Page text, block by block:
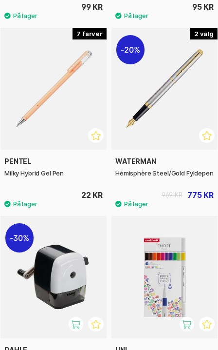
99 KR 95 KR
7
PENTEL
Milky Hybrid Gel Pen
22 KR
2
20%
WATERMAN
Hémisphère Steel/Gold Fyldepen
775 KR
969 KR
30%